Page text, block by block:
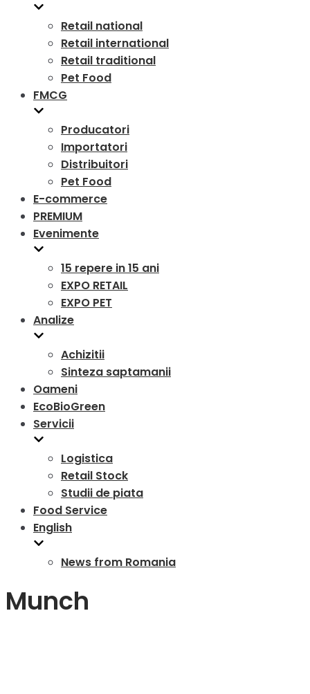
Retail national
Retail international
Retail traditional
Pet Food
FMCG
Producatori
Importatori
Distribuitori
Pet Food
E-commerce
PREMIUM
Evenimente
15 repere in 15 ani
EXPO RETAIL
EXPO PET
Analize
Achizitii
Sinteza saptamanii
Oameni
EcoBioGreen
Servicii
Logistica
Retail Stock
Studii de piata
Food Service
English
News from Romania
Munch